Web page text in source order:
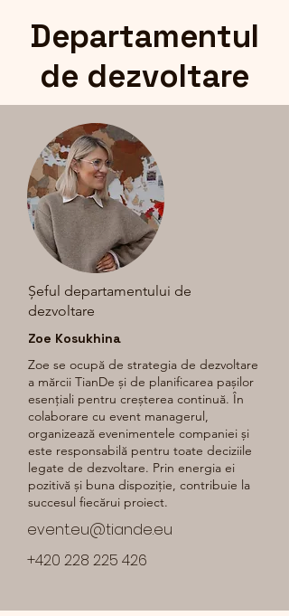
Departamentul
de dezvoltare
Șeful departamentului de
dezvoltare
Zoe Kosukhina
Zoe se ocupă de strategia de dezvoltare
a mărcii TianDe și de planificarea pașilor
esențiali pentru creșterea continuă. În
colaborare cu event managerul,
organizează evenimentele companiei și
este responsabilă pentru toate deciziile
legate de dezvoltare. Prin energia ei
pozitivă și buna dispoziție, contribuie la
succesul fiecărui proiect.
event.eu@tiande.eu
+420 228 225 426